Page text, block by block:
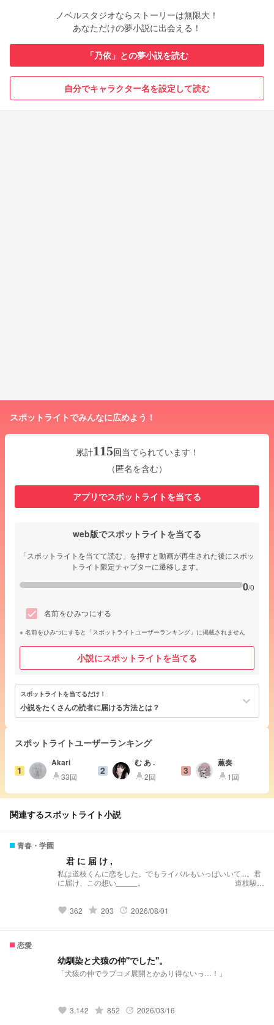
ノベルスタジオならストーリーは無限大！
あなただけの夢小説に出会える！
「乃依」との夢小説を読む
自分でキャラクター名を設定して読む
スポットライトでみんなに広めよう！
累計115回当てられています！
（匿名を含む）
アプリでスポットライトを当てる
web版でスポットライトを当てる
「スポットライトを当てて読む」を押すと動画が再生された後にスポッ
トライト限定チャプターに遷移します。
0/0
名前をひみつにする
名前をひみつにすると「スポットライトユーザーランキング」に掲載されません
小説にスポットライトを当てる
スポットライトを当てるだけ！
小説をたくさんの読者に届ける方法とは？ keyboard_arrow_down
スポットライトユーザーランキング
1
Akari
highlight33回 2
む あ .
highlight2回 3
薫奏
highlight 1回
関連するスポットライト小説
青春・学園
君 に 届 け ,
私は道枝くんに恋をした。でもライバルもいっぱいいて...。君
に届け、この想い_____。 道枝駿佑
favorite 362 grade 203 update 2026/08/01
恋愛
幼馴染と犬猿の仲''でした''。
「犬猿の仲でラブコメ展開とかあり得ないっ…！」
favorite 3,142 grade 852 update 2026/03/16